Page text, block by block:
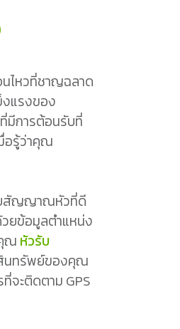
ไหวที่ชาญฉลาด
แรงของ
มีการต้อนรับที่
อรู้ว่าคุณ
บสัญญาณหัวที่ดี
ยข้อมูลตำแหน่ง
ณ หัวรับ
สินทรัพย์ของคุณ
จะติดตาม GPS